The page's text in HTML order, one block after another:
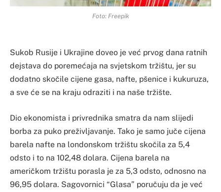
Foto: Freepik
Sukob Rusije i Ukrajine doveo je već prvog dana ratnih
dejstava do poremećaja na svjetskom tržištu, jer su
dodatno skočile cijene gasa, nafte, pšenice i kukuruza,
a sve će se na kraju odraziti i na naše tržište.
Dio ekonomista i privrednika smatra da nam slijedi
borba za puko preživljavanje. Tako je samo juče cijena
barela nafte na londonskom tržištu skočila za 5,4
odsto i to na 102,48 dolara. Cijena barela na
američkom tržištu porasla je za 5,3 odsto, odnosno na
96,95 dolara. Sagovornici “Glasa” poručuju da je već